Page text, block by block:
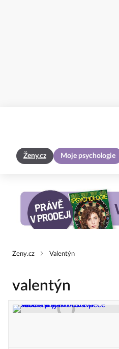
Ženy.cz Moje psychologie
Zeny.cz Valentýn
valentýn